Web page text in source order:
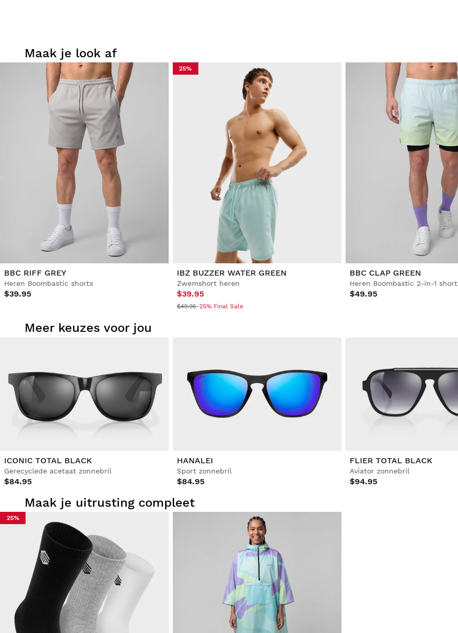
Maak je look af
BBC RIFF GREY
Heren Boombastic shorts
$39.95
25%
IBZ BUZZER WATER GREEN
Zwemshort heren
$39.95
$49.95-25% Final Sale
BBC CLAP GREEN
Heren Boombastic 2-in-1
$49.95
Meer keuzes voor jou
ICONIC TOTAL BLACK
Gerecyclede acetaat zonnebril
$84.95
HANALEI
Sport zonnebril
$84.95
FLIER TOTAL BLACK
Aviator zonnebril
$94.95
Maak je uitrusting compleet
25%